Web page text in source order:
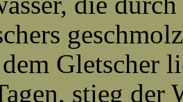
Gletscher
stieg der